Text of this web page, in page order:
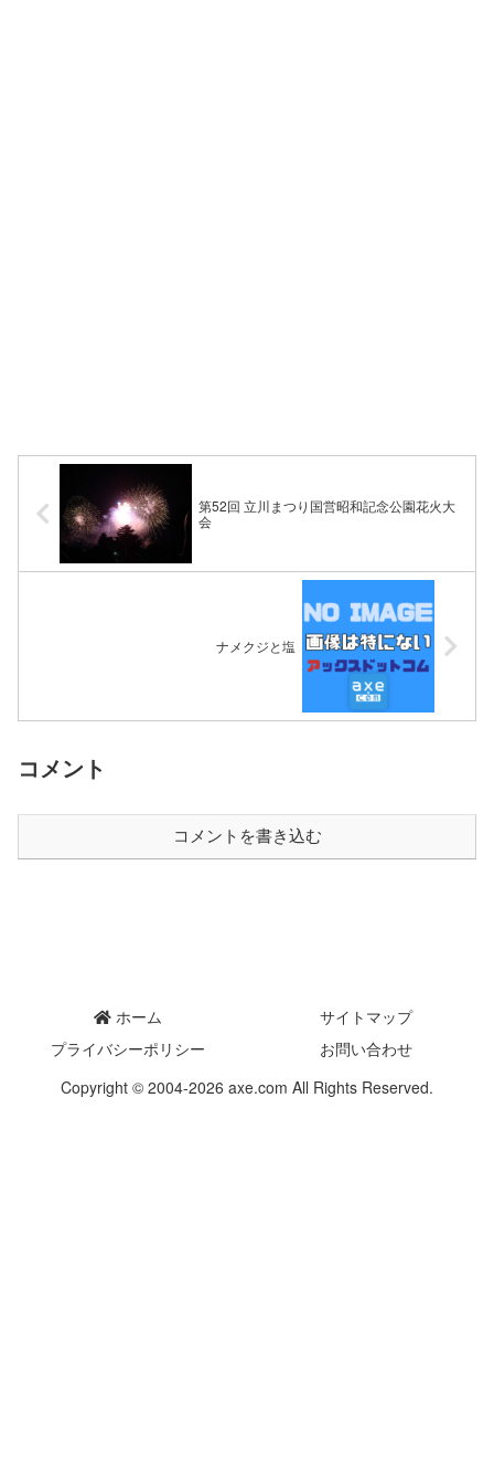
第52回 立川まつり国営昭和記念公園花火大
会
ナメクジと塩
コメント
コメントを書き込む
ホーム
サイトマップ
プライバシーポリシー
お問い合わせ
Copyright © 2004-2026 axe.com All Rights Reserved.